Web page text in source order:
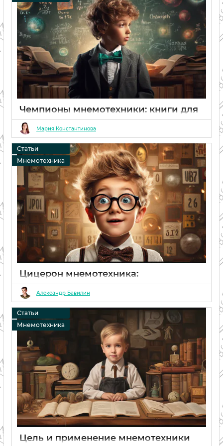
Чемпионы мнемотехники: книги для
развития памяти
06 02 2024
Мария Константинова
Статьи
Мнемотехника
Цицерон мнемотехника:
эффективный метод запоминания
информации
06 02 2024 0
Александр Бавилин
Статьи
Мнемотехника
Цель и применение мнемотехники